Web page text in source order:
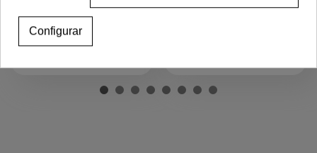
ESTRUCTURANTE 30ML
75,00 €
JADE Pharma Woo oow
Configurar